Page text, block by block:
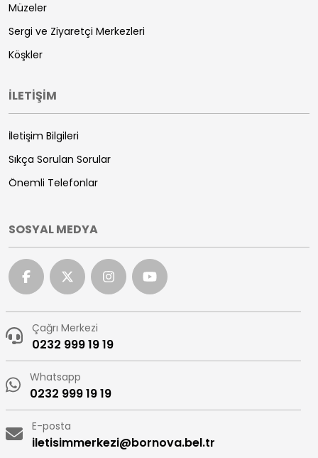
Müzeler
Sergi ve Ziyaretçi Merkezleri
Köşkler
İLETİŞİM
İletişim Bilgileri
Sıkça Sorulan Sorular
Önemli Telefonlar
SOSYAL MEDYA
Çağrı Merkezi
0232 999 19 19
Whatsapp
0232 999 19 19
E-posta
iletisimmerkezi@bornova.bel.tr